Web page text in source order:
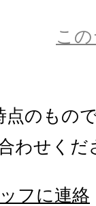
こ
のもの
わせくだ
フに連絡